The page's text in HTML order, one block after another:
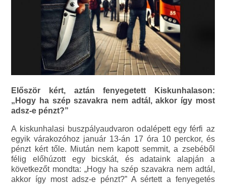
Először kért, aztán fenyegetett Kiskunhalason:
„Hogy ha szép szavakra nem adtál, akkor így most
adsz-e pénzt?”
A kiskunhalasi buszpályaudvaron odalépett egy férfi az
egyik várakozóhoz január 13-án 17 óra 10 perckor, és
pénzt kért tőle. Miután nem kapott semmit, a zsebéből
félig előhúzott egy bicskát, és adataink alapján a
következőt mondta: „Hogy ha szép szavakra nem adtál,
akkor így most adsz-e pénzt?” A sértett a fenyegetés